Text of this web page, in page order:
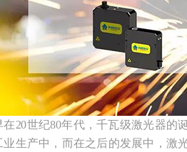
在20世纪80年代，千瓦级激光器的
业生产中，而在之后的发展中，激